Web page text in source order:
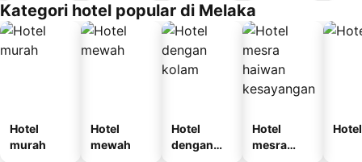
Kategori hotel popular di Melaka
Hotel
murah
Hotel
mewah
Hotel
dengan
Hotel
mesra